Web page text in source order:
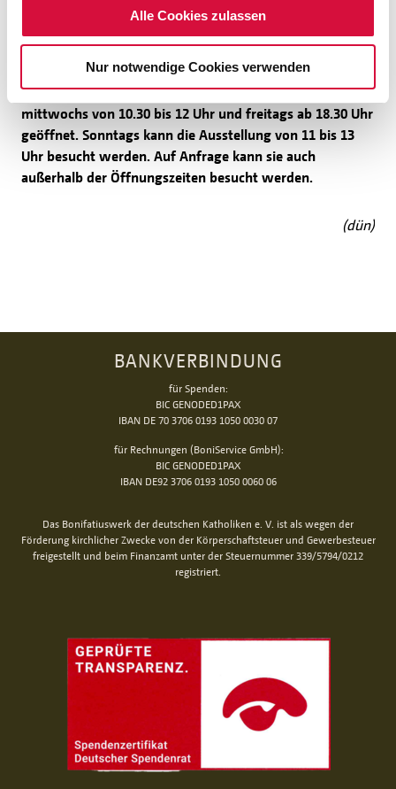
Alle Cookies zulassen
Nur notwendige Cookies verwenden
Lego für Familien und Interessierte, der
Buckenmaier, an dem die Frage diskutiert wird, ob Jesus
heute aus der Kirche austreten würde", erzählt Urban.
Ausstellung dauert vom 2. April bis zum 29. Mai. Sie ist
mittwochs von 10.30 bis 12 Uhr und freitags ab 18.30 Uhr
geöffnet. Sonntags kann die Ausstellung von 11 bis 13
Uhr besucht werden. Auf Anfrage kann sie auch
außerhalb der Öffnungszeiten besucht werden.
(dün)
BANKVERBINDUNG
für Spenden:
BIC GENODED1PAX
IBAN DE 70 3706 0193 1050 0030 07
für Rechnungen (BoniService GmbH):
BIC GENODED1PAX
IBAN DE92 3706 0193 1050 0060 06
Das Bonifatiuswerk der deutschen Katholiken e. V. ist als wegen der
Förderung kirchlicher Zwecke von der Körperschaftsteuer und Gewerbesteuer
freigestellt und beim Finanzamt unter der Steuernummer 339/5794/0212
registriert.